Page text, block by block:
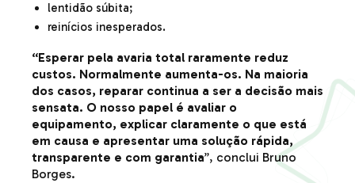
lentidão súbita;
reinícios inesperados.
“Esperar pela avaria total raramente reduz
custos. Normalmente aumenta-os. Na maioria
dos casos, reparar continua a ser a decisão mais
sensata. O nosso papel é avaliar o
equipamento, explicar claramente o que está
em causa e apresentar uma solução rápida,
transparente e com garantia”, conclui Bruno
Borges.